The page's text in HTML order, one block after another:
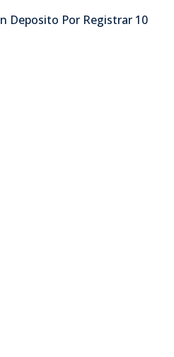
Deposito Por Registrar 10